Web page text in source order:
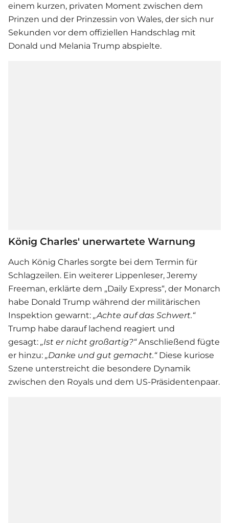
einem kurzen, privaten Moment zwischen dem
Prinzen und der Prinzessin von Wales, der sich nur
Sekunden vor dem offiziellen Handschlag mit
Donald und Melania Trump abspielte.
König Charles' unerwartete Warnung
Auch König Charles sorgte bei dem Termin für
Schlagzeilen. Ein weiterer Lippenleser, Jeremy
Freeman, erklärte dem „Daily Express“, der Monarch
habe Donald Trump während der militärischen
Inspektion gewarnt: „Achte auf das Schwert.“
Trump habe darauf lachend reagiert und
gesagt: „Ist er nicht großartig?“Anschließend fügte
er hinzu: „Danke und gut gemacht.“Diese kuriose
Szene unterstreicht die besondere Dynamik
zwischen den Royals und dem US-Präsidentenpaar.